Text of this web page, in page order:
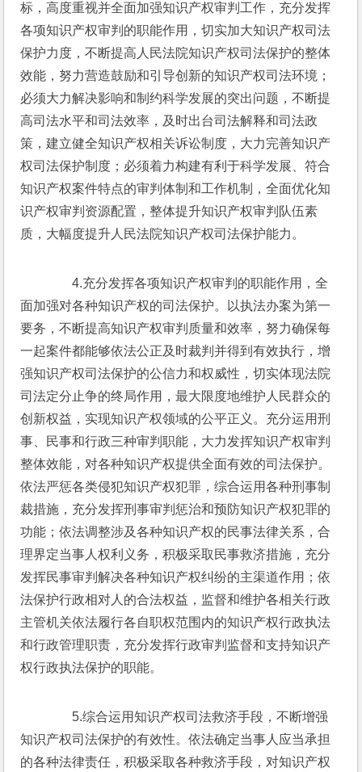
标，高度重视并全面加强知识产权审判工作，充分发挥
各项知识产权审判的职能作用，切实加大知识产权司法
保护力度，不断提高人民法院知识产权司法保护的整体
效能，努力营造鼓励和引导创新的知识产权司法环境；
必须大力解决影响和制约科学发展的突出问题，不断提
高司法水平和司法效率，及时出台司法解释和司法政
策，建立健全知识产权相关诉讼制度，大力完善知识产
权司法保护制度；必须着力构建有利于科学发展、符合
知识产权案件特点的审判体制和工作机制，全面优化知
识产权审判资源配置，整体提升知识产权审判队伍素
质，大幅度提升人民法院知识产权司法保护能力。
4.充分发挥各项知识产权审判的职能作用，全
面加强对各种知识产权的司法保护。以执法办案为第一
要务，不断提高知识产权审判质量和效率，努力确保每
一起案件都能够依法公正及时裁判并得到有效执行，增
强知识产权司法保护的公信力和权威性，切实体现法院
司法定分止争的终局作用，最大限度地维护人民群众的
创新权益，实现知识产权领域的公平正义。充分运用刑
事、民事和行政三种审判职能，大力发挥知识产权审判
整体效能，对各种知识产权提供全面有效的司法保护。
依法严惩各类侵犯知识产权犯罪，综合运用各种刑事制
裁措施，充分发挥刑事审判惩治和预防知识产权犯罪的
功能；依法调整涉及各种知识产权的民事法律关系，合
理界定当事人权利义务，积极采取民事救济措施，充分
发挥民事审判解决各种知识产权纠纷的主渠道作用；依
法保护行政相对人的合法权益，监督和维护各相关行政
主管机关依法履行各自职权范围内的知识产权行政执法
和行政管理职责，充分发挥行政审判监督和支持知识产
权行政执法保护的职能。
5.综合运用知识产权司法救济手段，不断增强
知识产权司法保护的有效性。依法确定当事人应当承担
的各种法律责任，积极采取各种救济手段，对知识产权